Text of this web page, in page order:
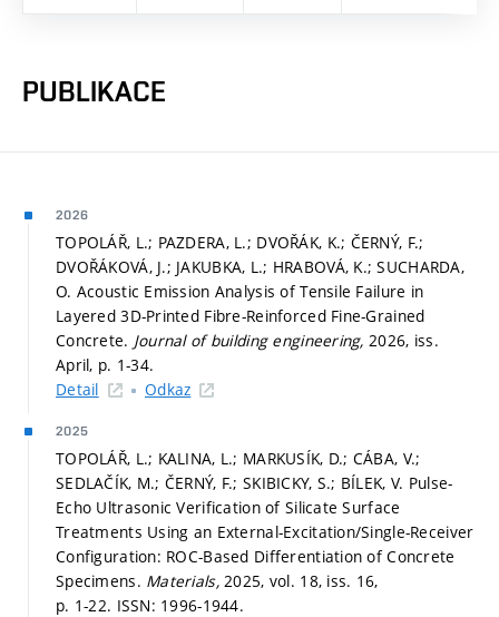
PUBLIKACE
2026
TOPOLÁŘ, L.; PAZDERA, L.; DVOŘÁK, K.; ČERNÝ, F.;
DVOŘÁKOVÁ, J.; JAKUBKA, L.; HRABOVÁ, K.; SUCHARDA,
O. Acoustic Emission Analysis of Tensile Failure in
Layered 3D-Printed Fibre-Reinforced Fine-Grained
Concrete. Journal of building engineering,2026, iss.
April, p. 1-34.
Detail
Odkaz
2025
TOPOLÁŘ, L.; KALINA, L.; MARKUSÍK, D.; CÁBA, V.;
SEDLAČÍK, M.; ČERNÝ, F.; SKIBICKY, S.; BÍLEK, V. Pulse-
Echo Ultrasonic Verification of Silicate Surface
Treatments Using an External-Excitation/Single-Receiver
Configuration: ROC-Based Differentiation of Concrete
Specimens. Materials,2025, vol. 18, iss. 16,
p. 1-22. ISSN: 1996-1944.